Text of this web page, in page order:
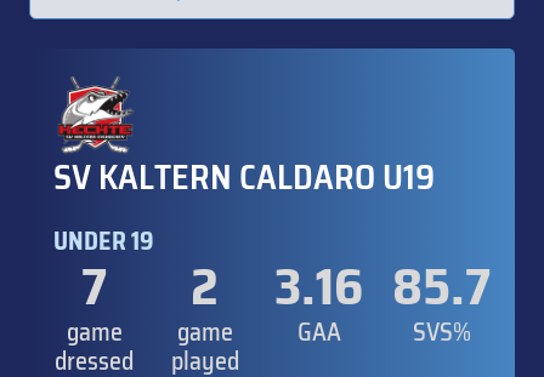
SV KALTERN CALDARO U19
UNDER 19
7
game
dressed
2
game
played
3.16
GAA
85.7
SVS%